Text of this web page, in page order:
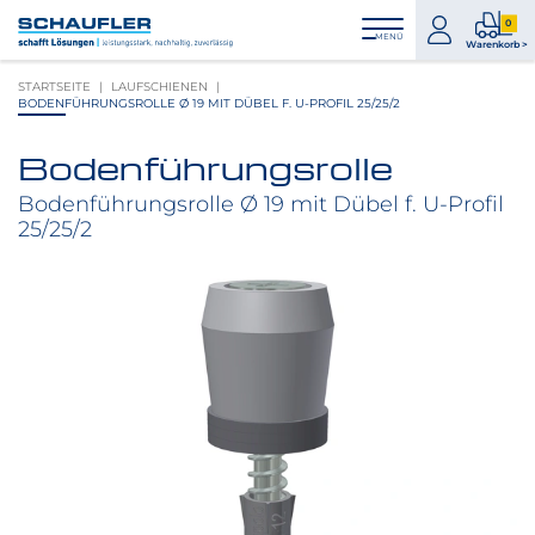
Inhalt
Hauptnavigation
Footernavigation
Logo
Schaufler
verlinkt
zur
MENÜ
zum
Konto
0
Warenkorb >
0
STARTSEITE
LAUFSCHIENEN
BODENFÜHRUNGSROLLE Ø 19 MIT DÜBEL F. U-PROFIL 25/25/2
Produktbilder
Bodenführungsrolle
Bodenführungsrolle Ø 19 mit Dübel f. U-Profil
25/25/2